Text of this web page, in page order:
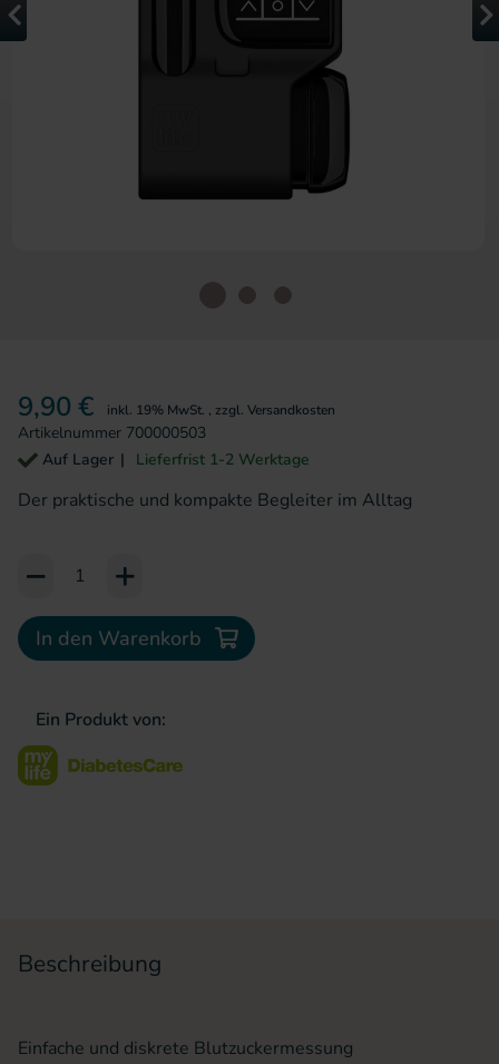
9,90 € inkl. 19% MwSt. , zzgl. Versandkosten
Artikelnummer 700000503
Auf Lager
Lieferfrist 1-2 Werktage
Der praktische und kompakte Begleiter im Alltag
Add to Cart or Wish List
In den Warenkorb
Ein Produkt von:
Beschreibung
Einfache und diskrete Blutzuckermessung